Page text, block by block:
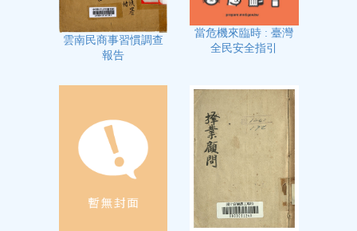
雲南民商事習慣調查
報告
當危機來臨時 : 臺灣
全民安全指引